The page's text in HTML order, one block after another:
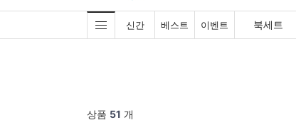
신간 베스트 이벤트 북세트
상품 51 개